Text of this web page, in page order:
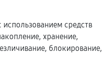
средств
хранение,
блокирование,